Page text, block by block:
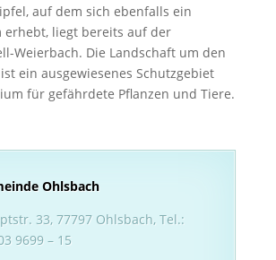
auf dem sich ebenfalls ein
erhebt, liegt bereits auf der
Weierbach. Die Landschaft um den
ein ausgewiesenes Schutzgebiet
für gefährdete Pflanzen und Tiere.
Ohlsbach
33, 77797 Ohlsbach, Tel.:
9699 – 15